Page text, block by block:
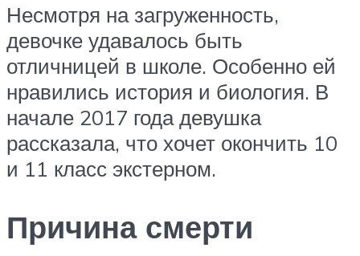
Несмотря на загруженность,
девочке удавалось быть
отличницей в школе. Особенно ей
нравились история и биология. В
начале 2017 года девушка
рассказала, что хочет окончить 10
и 11 класс экстерном.
Причина смерти